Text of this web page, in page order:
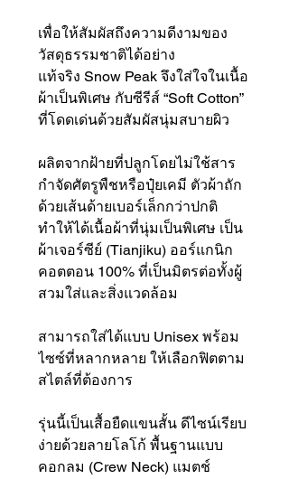
เพื่อให้สัมผัสถึงความดีงามของ
วัสดุธรรมชาติได้อย่าง
แท้จริง Snow Peak จึงใส่ใจในเนื้อ
ผ้าเป็นพิเศษ กับซีรีส์ “Soft Cotton”
ที่โดดเด่นด้วยสัมผัสนุ่มสบายผิว
ผลิตจากฝ้ายที่ปลูกโดยไม่ใช้สาร
กำจัดศัตรูพืชหรือปุ๋ยเคมี ตัวผ้าถัก
ด้วยเส้นด้ายเบอร์เล็กกว่าปกติ
ทำให้ได้เนื้อผ้าที่นุ่มเป็นพิเศษ เป็น
ผ้าเจอร์ซีย์ (Tianjiku) ออร์แกนิก
คอตตอน 100% ที่เป็นมิตรต่อทั้งผู้
สวมใส่และสิ่งแวดล้อม
สามารถใส่ได้แบบ Unisex พร้อม
ไซซ์ที่หลากหลาย ให้เลือกฟิตตาม
สไตล์ที่ต้องการ
รุ่นนี้เป็นเสื้อยืดแขนสั้น ดีไซน์เรียบ
ง่ายด้วยลายโลโก้ พื้นฐานแบบ
คอกลม (Crew Neck) แมตช์